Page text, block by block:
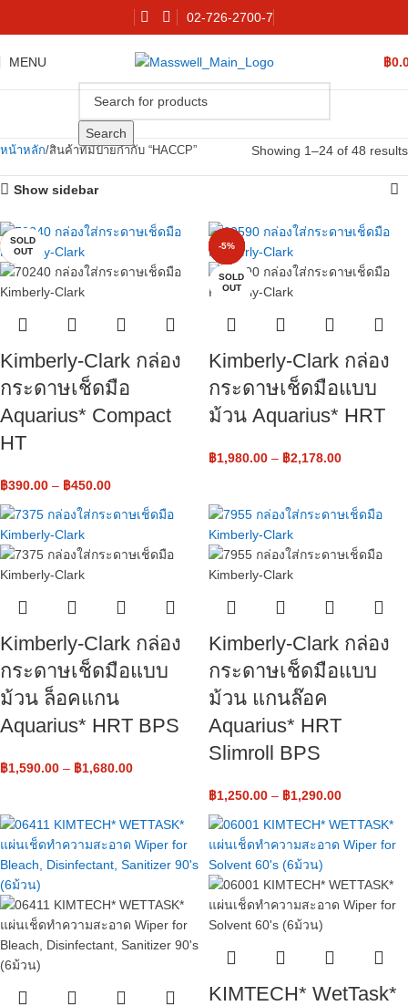
02-726-2700-7
MENU ฿
Search
หน้าหลัก สินค้าที่มีป้ายกำกับ “HACCP” Showing 1–24 of 48 results
Show sidebar
Kimberly-Clark กล่อง
กระดาษเช็ดมือ
Aquarius* Compact
HT
฿390.00 – ฿450.00
Kimberly-Clark กล่อง
กระดาษเช็ดมือแบบ
ม้วน Aquarius* HRT
฿1,980.00 – ฿2,178.00
Kimberly-Clark กล่อง
กระดาษเช็ดมือแบบ
ม้วน ล็อคแกน
Aquarius* HRT BPS
฿1,590.00 – ฿1,680.00
-7%
Kimberly-Clark กล่อง
กระดาษเช็ดมือแบบ
ม้วน แกนล๊อค
Aquarius* HRT
Slimroll BPS
฿1,250.00 – ฿1,290.00
KIMTECH* WetTask*
-3%
-4%
-3%
-4% -5%
SOLD
OUT
SOLD
OUT